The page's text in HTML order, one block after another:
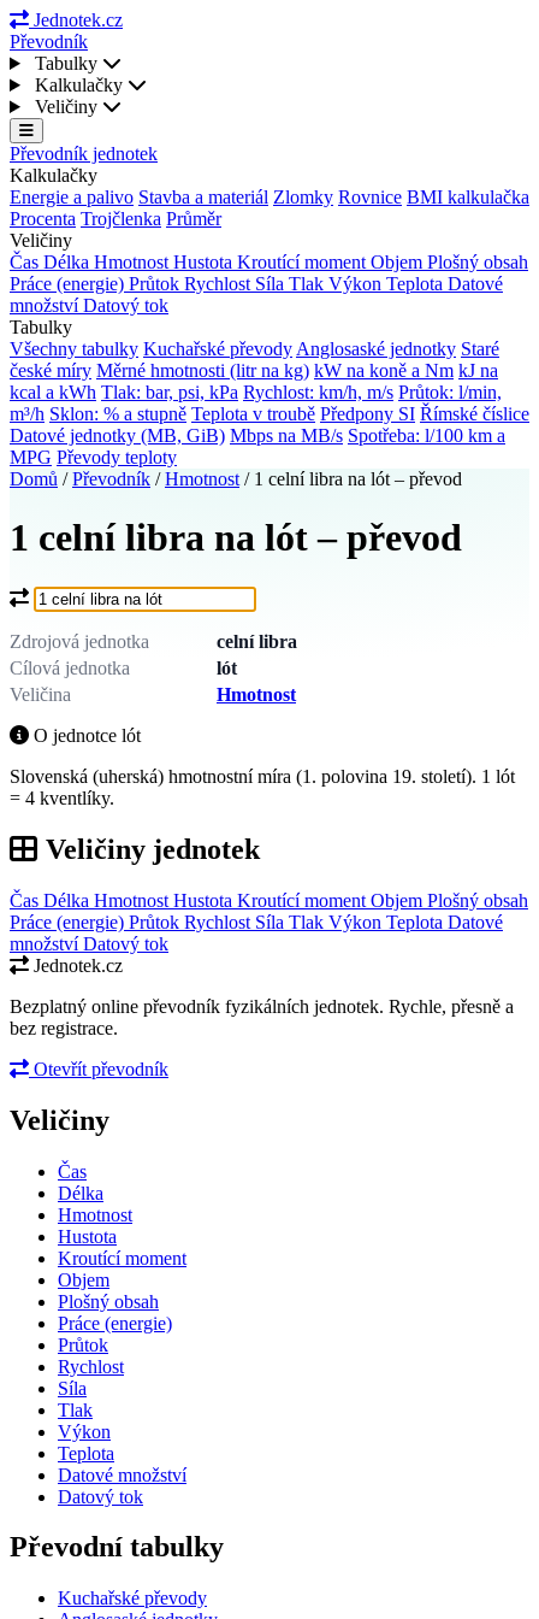
Jednotek.cz
Převodník
Tabulky
Kalkulačky
Veličiny
Převodník jednotek
Kalkulačky
Energie a palivo Stavba a materiál Zlomky Rovnice BMI kalkulačka
Procenta Trojčlenka Průměr
Veličiny
Čas Délka Hmotnost Hustota Kroutící moment Objem Plošný obsah
Práce (energie) Průtok Rychlost Síla Tlak Výkon Teplota Datové
množstvíDatový tok
Tabulky
Všechny tabulky Kuchařské převody Anglosaské jednotky Staré
české míry Měrné hmotnosti (litr na kg) kW na koně a Nm kJ na
kcal a kWh Tlak: bar, psi, kPa Rychlost: km/h, m/s Průtok: l/min,
m³/h Sklon: % a stupně Teplota v troubě Předpony SI Římské číslice
Datové jednotky (MB, GiB) Mbps na MB/s Spotřeba: l/100 km a
MPG Převody teploty
Domů / Převodník / Hmotnost / 1 celní libra na lót – převod
1 celní libra na lót – převod
Co chcete převést?
Zdrojová jednotka
celní libra
Cílová jednotka
lót
Veličina
Hmotnost
O jednotce lót
Slovenská (uherská) hmotnostní míra (1. polovina 19. století). 1 lót
= 4 kventlíky.
Veličiny jednotek
Čas Délka Hmotnost Hustota Kroutící moment Objem Plošný obsah
Práce (energie) Průtok Rychlost Síla Tlak Výkon Teplota Datové
množstvíDatový tok
Jednotek.cz
Bezplatný online převodník fyzikálních jednotek. Rychle, přesně a
bez registrace.
Otevřít převodník
Veličiny
Čas
Délka
Hmotnost
Hustota
Kroutící moment
Objem
Plošný obsah
Práce (energie)
Průtok
Rychlost
Síla
Tlak
Výkon
Teplota
Datové množství
Datový tok
Převodní tabulky
Kuchařské převody